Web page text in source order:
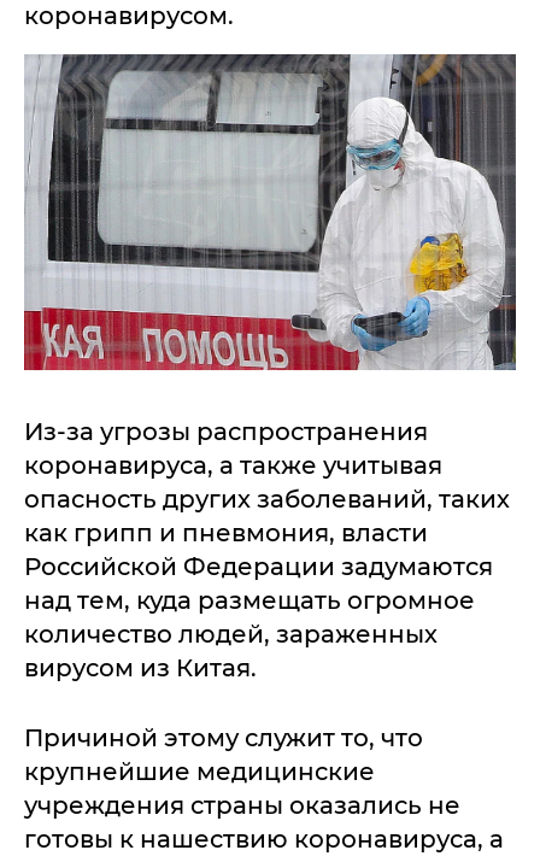
коронавирусом.
Из-за угрозы распространения
коронавируса, а также учитывая
опасность других заболеваний, таких
как грипп и пневмония, власти
Российской Федерации задумаются
над тем, куда размещать огромное
количество людей, зараженных
вирусом из Китая.
Причиной этому служит то, что
крупнейшие медицинские
учреждения страны оказались не
готовы к нашествию коронавируса, а